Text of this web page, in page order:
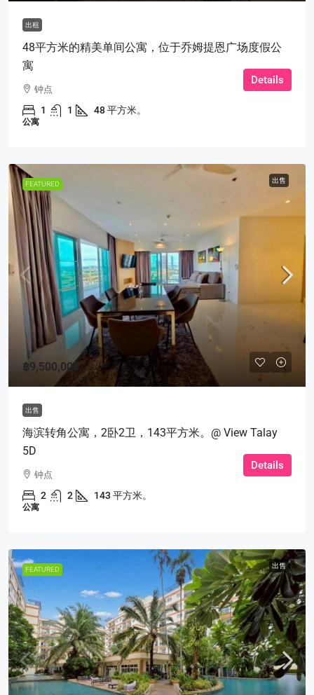
出租
48平方米的精美单间公寓，位于乔姆提恩广场度假公
寓
钟点
1 1 48 平方米。
公寓
Details
FEATURED 出售
฿9,500,000
出售
海滨转角公寓，2卧2卫，143平方米。@ View Talay
5D
钟点
2 2 143 平方米。
公寓
Details
FEATURED 出售